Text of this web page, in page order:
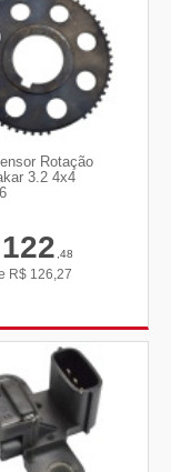
Rotação
3.2 4x4
122,48
R$ 126,27